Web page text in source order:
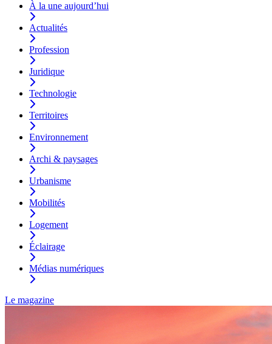
À la une aujourd’hui
Actualités
Profession
Juridique
Technologie
Territoires
Environnement
Archi & paysages
Urbanisme
Mobilités
Logement
Éclairage
Médias numériques
Le magazine